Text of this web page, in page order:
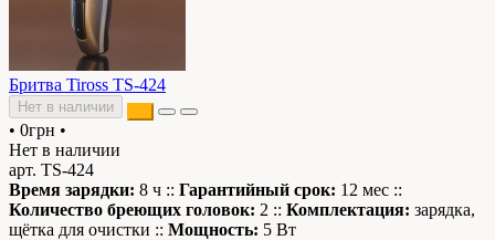
Бритва Tiross TS-424
Нет в наличии
• 0грн •
Нет в наличии
арт. TS-424
Время зарядки: 8 ч :: Гарантийный срок: 12 мес ::
Количество бреющих головок: 2 :: Комплектация: зарядка,
щётка для очистки :: Мощность: 5 Вт